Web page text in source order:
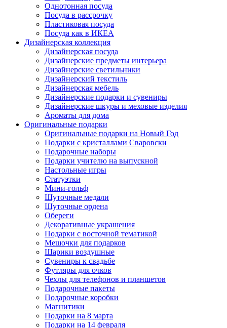
Однотонная посуда
Посуда в рассрочку
Пластиковая посуда
Посуда как в ИКЕА
Дизайнерская коллекция
Дизайнерская посуда
Дизайнерские предметы интерьера
Дизайнерские светильники
Дизайнерский текстиль
Дизайнерская мебель
Дизайнерские подарки и сувениры
Дизайнерские шкуры и меховые изделия
Ароматы для дома
Оригинальные подарки
Оригинальные подарки на Новый Год
Подарки с кристаллами Сваровски
Подарочные наборы
Подарки учителю на выпускной
Настольные игры
Статуэтки
Мини-гольф
Шуточные медали
Шуточные ордена
Обереги
Декоративные украшения
Подарки с восточной тематикой
Мешочки для подарков
Шарики воздушные
Сувениры к свадьбе
Футляры для очков
Чехлы для телефонов и планшетов
Подарочные пакеты
Подарочные коробки
Магнитики
Подарки на 8 марта
Подарки на 14 февраля